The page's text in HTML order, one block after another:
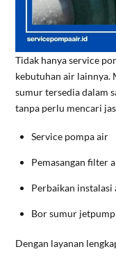
Tidak hanya service
kebutuhan air lainnya.
sumur tersedia dalam
tanpa perlu mencari
Service pompa air
Pemasangan filter
Perbaikan instalasi
Bor sumur
Dengan layanan